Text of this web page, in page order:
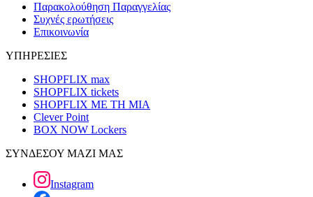
Παρακολούθηση Παραγγελίας
Συχνές ερωτήσεις
Επικοινωνία
ΥΠΗΡΕΣΙΕΣ
SHOPFLIX max
SHOPFLIX tickets
SHOPFLIX ΜΕ ΤΗ ΜΙΑ
Clever Point
BOX NOW Lockers
ΣΥΝΔΕΣΟΥ ΜΑΖΙ ΜΑΣ
Instagram